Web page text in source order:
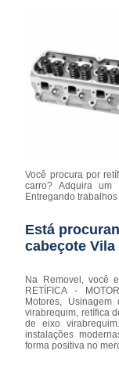
Você procura por
carro? Adquira um
Entregando
Está
cabeçote Vila
Na Removel, você
RETÍFICA -
Motores,
virabrequim, retífica
de eixo
instalações
forma positiva no